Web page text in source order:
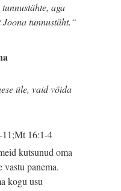
aga
tunnustäht.“
üle, vaid võida
11;Mt 16:1-4
kutsunud oma
panema.
kogu usu